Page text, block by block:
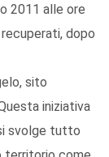
2011 alle ore
dopo
sito
iniziativa
svolge tutto